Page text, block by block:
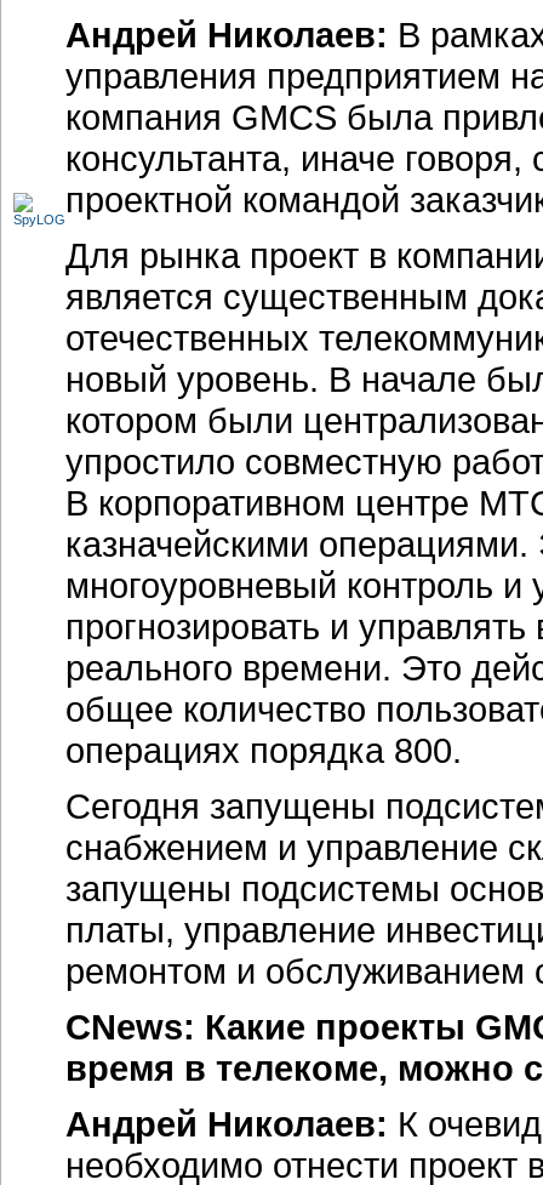
Андрей Николаев: В
управления предприятием
компания GMCS была
консультанта, иначе
проектной командой
Для рынка проект в
является существенным
отечественных
новый уровень. В начале
котором были
упростило совместную
В корпоративном центре
казначейскими
многоуровневый контроль
прогнозировать и
реального времени. Это
общее количество
операциях порядка 800.
Сегодня запущены
снабжением и управление
запущены подсистемы
платы, управление
ремонтом и обслуживанием
CNews: Какие проекты
время в телекоме, можно
Андрей Николаев: К
необходимо отнести